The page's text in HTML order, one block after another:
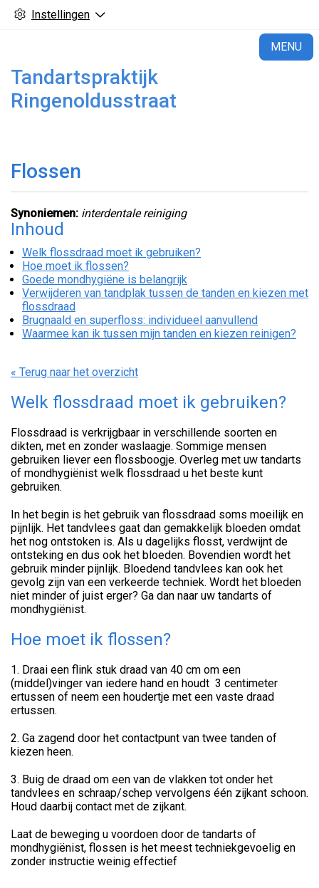
Instellingen
MENU
Tandartspraktijk
Ringenoldusstraat
Flossen
Synoniemen: interdentale reiniging
Inhoud
Welk flossdraad moet ik gebruiken?
Hoe moet ik flossen?
Goede mondhygiëne is belangrijk
Verwijderen van tandplak tussen de tanden en kiezen met
flossdraad
Brugnaald en superfloss: individueel aanvullend
Waarmee kan ik tussen mijn tanden en kiezen reinigen?
« Terug naar het overzicht
Welk flossdraad moet ik gebruiken?
Flossdraad is verkrijgbaar in verschillende soorten en
dikten, met en zonder waslaagje. Sommige mensen
gebruiken liever een flossboogje. Overleg met uw tandarts
of mondhygiënist welk flossdraad u het beste kunt
gebruiken.
In het begin is het gebruik van flossdraad soms moeilijk en
pijnlijk. Het tandvlees gaat dan gemakkelijk bloeden omdat
het nog ontstoken is. Als u dagelijks flosst, verdwijnt de
ontsteking en dus ook het bloeden. Bovendien wordt het
gebruik minder pijnlijk. Bloedend tandvlees kan ook het
gevolg zijn van een verkeerde techniek. Wordt het bloeden
niet minder of juist erger? Ga dan naar uw tandarts of
mondhygiënist.
Hoe moet ik flossen?
1. Draai een flink stuk draad van 40 cm om een
(middel)vinger van iedere hand en houdt 3 centimeter
ertussen of neem een houdertje met een vaste draad
ertussen.
2. Ga zagend door het contactpunt van twee tanden of
kiezen heen.
3. Buig de draad om een van de vlakken tot onder het
tandvlees en schraap/schep vervolgens één zijkant schoon.
Houd daarbij contact met de zijkant.
Laat de beweging u voordoen door de tandarts of
mondhygiënist, flossen is het meest techniekgevoelig en
zonder instructie weinig effectief